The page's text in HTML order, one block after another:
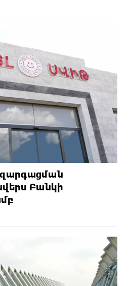
զարգացման
Բանկի